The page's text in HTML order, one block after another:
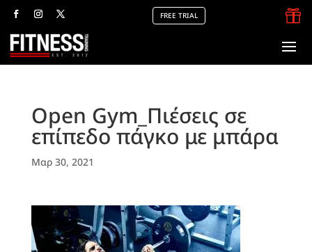
FREE TRIAL 
Open Gym_Πιέσεις σε
επίπεδο πάγκο με μπάρα
Μαρ 30, 2021